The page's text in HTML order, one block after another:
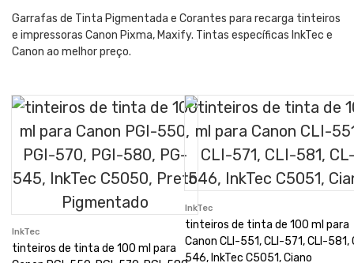
Garrafas de Tinta Pigmentada e Corantes para recarga tinteiros
e impressoras Canon Pixma, Maxify. Tintas específicas InkTec e
Canon ao melhor preço.
InkTec
tinteiros de tinta de 100 ml para
InkTec
tinteiros de tinta de 100 ml para
Canon CLI-551, CLI-571, CLI-581,
546, InkTec C5051, Ciano